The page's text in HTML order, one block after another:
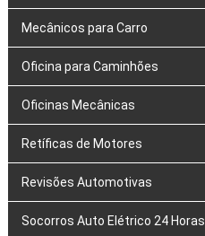
Mecânicos para Carro
Oficina para Caminhões
Oficinas Mecânicas
Retíficas de Motores
Revisões Automotivas
Socorros Auto Elétrico 24 Horas